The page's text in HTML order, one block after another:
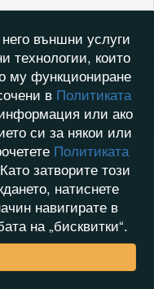
външни услуги
технологии, които
му функциониране
в Политиката
или ако
си за някои или
Политиката
затворите този
натиснете
навигирате в
на „бисквитки“.